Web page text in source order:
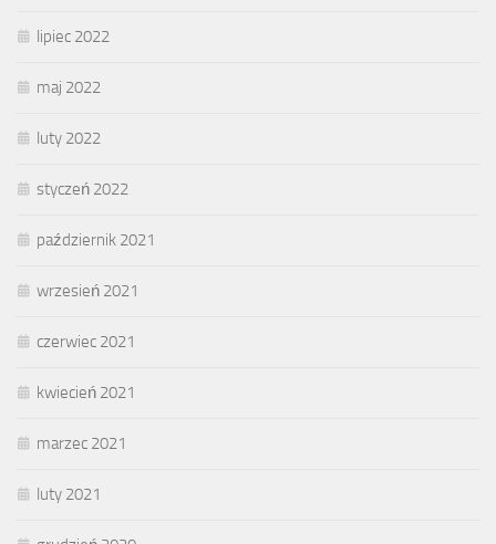
lipiec 2022
maj 2022
luty 2022
styczeń 2022
październik 2021
wrzesień 2021
czerwiec 2021
kwiecień 2021
marzec 2021
luty 2021